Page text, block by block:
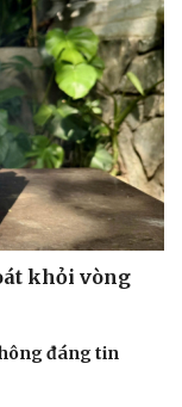
khỏi vòng
đáng tin